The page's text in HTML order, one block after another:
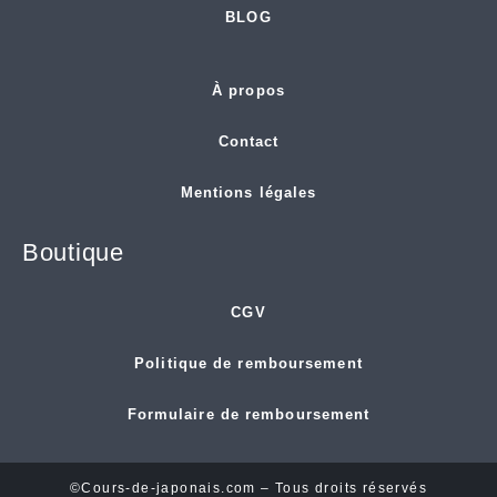
BLOG
À propos
Contact
Mentions légales
Boutique
CGV
Politique de remboursement
Formulaire de remboursement
©Cours-de-japonais.com – Tous droits réservés